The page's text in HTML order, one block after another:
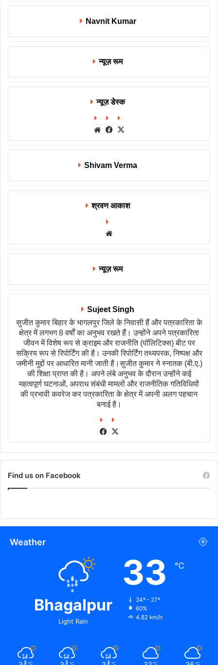
Navnit Kumar
न्यूज़ रूम
न्यूज़ डेस्क
WebsiteFacebook
Shivam Verma
श्रवण आकाश
न्यूज़ रूम
Sujeet Singh
सुजीत कुमार बिहार के भागलपुर जिले के निवासी हैं और पत्रकारिता के
क्षेत्र में लगभग 8 वर्षों का अनुभव रखते हैं। उन्होंने अपने पत्रकारिता
जीवन में विशेष रूप से क्राइम और राजनीति (पॉलिटिक्स) बीट पर
सक्रिय रूप से रिपोर्टिंग की है। उनकी रिपोर्टिंग तथ्यपरक, निष्पक्ष और
जमीनी मुद्दों पर आधारित मानी जाती है।सुजीत कुमार ने स्नातक (बी.ए.)
की शिक्षा प्राप्त की है। अपने लंबे अनुभव के दौरान उन्होंने कई
महत्वपूर्ण घटनाओं, अपराध संबंधी मामलों और राजनीतिक गतिविधियों
की प्रभावी कवरेज कर पत्रकारिता के क्षेत्र में अपनी अलग पहचान
बनाई है।
Facebook
Find us on Facebook
Weather
Bhagalpur
Light Rain
33 ℃
34º - 27º
60%
4.82 km/h
℃ ℃ ℃ ℃ ℃